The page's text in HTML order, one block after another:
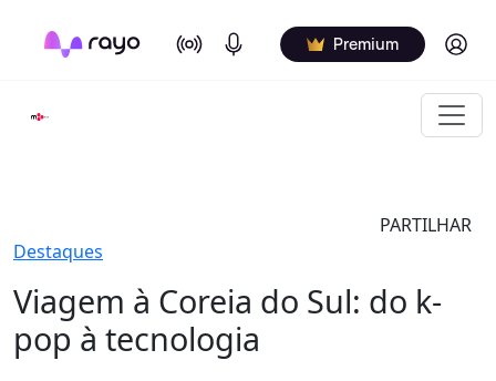
On Air Podcasts Premium Log in
PARTILHAR
Destaques
Viagem à Coreia do Sul: do k-
pop à tecnologia